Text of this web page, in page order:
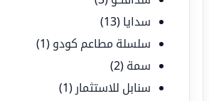
سدايا (13)
سلسلة مطاعم كودو (1)
سمة (2)
سنابل للاستثمار (1)